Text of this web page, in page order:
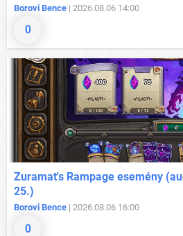
0
Borovi Bence | 2026.08.06 14:00
0
Zuramat's Rampage esemény
25.)
Borovi Bence | 2026.08.06 16:00